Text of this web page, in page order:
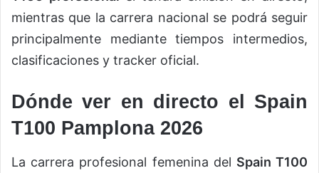
mientras que la carrera nacional se podrá seguir
principalmente mediante tiempos intermedios,
clasificaciones y tracker oficial.
Dónde ver en directo el Spain
T100 Pamplona 2026
La carrera profesional femenina del Spain T100